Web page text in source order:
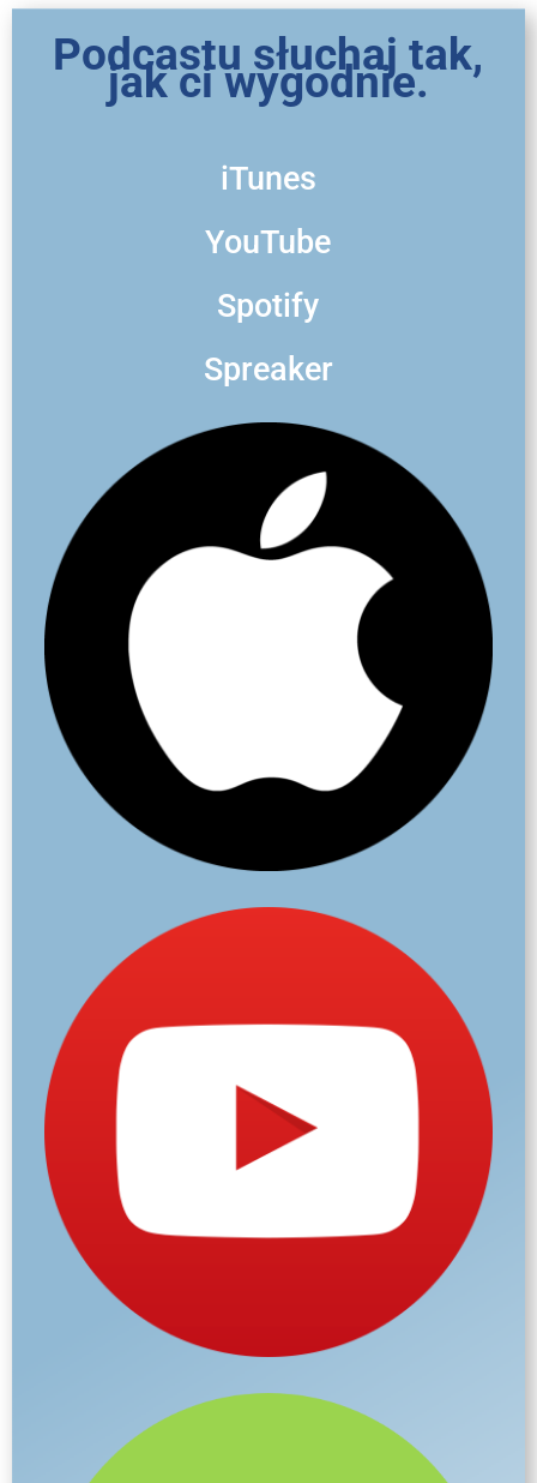
Podcastu słuchaj tak,
jak ci wygodnie.
iTunes
YouTube
Spotify
Spreaker